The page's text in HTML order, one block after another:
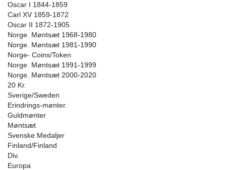
Oscar I 1844-1859
Carl XV 1859-1872
Oscar II 1872-1905
Norge. Møntsæt 1968-1980
Norge. Møntsæt 1981-1990
Norge- Coins/Token
Norge. Møntsæt 1991-1999
Norge. Møntsæt 2000-2020
20 Kr.
Sverige/Sweden
Erindrings-mønter.
Guldmønter
Møntsæt
Svenske Medaljer
Finland/Finland
Div.
Europa